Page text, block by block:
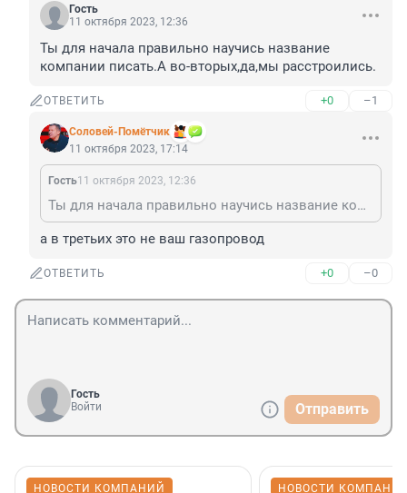
Гость
11 октября 2023, 12:36
Ты для начала правильно научись название
компании писать.А во-вторых,да,мы расстроились.
ОТВЕТИТЬ +0 –1
Соловей-Помётчик
11 октября 2023, 17:14
Гость11 октября 2023, 12:36
Ты для начала правильно научись название компании писать.А во-вторых,да,мы расстроились.
а в третьих это не ваш газопровод
ОТВЕТИТЬ +0 –0
Гость
Войти
Отправить
НОВОСТИ КОМПАНИЙ НОВОСТИ